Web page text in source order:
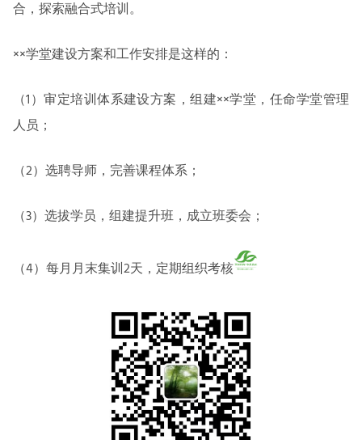
合，探索融合式培训。
××学堂建设方案和工作安排是这样的：
（1）审定培训体系建设方案，组建××学堂，任命学堂管理
人员；
（2）选聘导师，完善课程体系；
（3）选拔学员，组建提升班，成立班委会；
（4）每月月末集训2天，定期组织考核